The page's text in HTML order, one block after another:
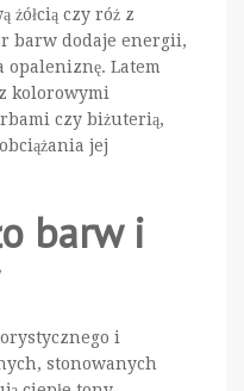
czy róż z
barw dodaje energii,
opaleniznę. Latem
kolorowymi
czy biżuterią,
jej
barw i
i
stonowanych